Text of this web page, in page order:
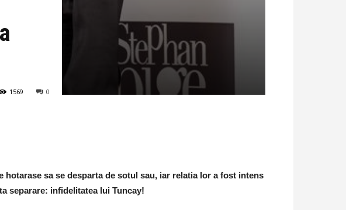
0
1569
sa se desparta de sotul sau, iar relatia lor a fost intens
separare: infidelitatea lui Tuncay!